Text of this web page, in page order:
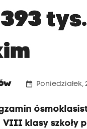
date_range Poniedziałek,
klasy szkoły